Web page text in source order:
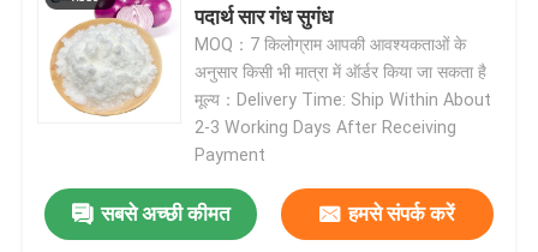
प्राकृतिक पौधे का आवश्यक तेल
शुद्ध पौधे का अर्क
मोनोमर स्वाद
पदार्थ सार गंध सुगंध
MOQ：7 किलोग्राम आपकी आवश्यकताओं के
अनुसार किसी भी मात्रा में ऑर्डर किया जा सकता है
मूल्य：Delivery Time: Ship Within About
2-3 Working Days After Receiving
Payment
सबसे अच्छी कीमत हमसे संपर्क करें